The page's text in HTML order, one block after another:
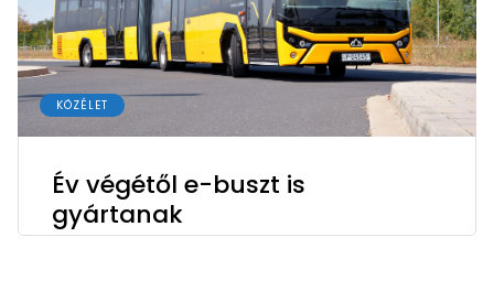
KÖZÉLET
Év végétől e-buszt is
gyártanak